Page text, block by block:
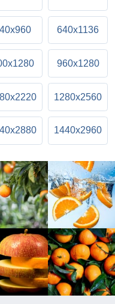
640x1136
960x1280
1280x2560
1440x2960